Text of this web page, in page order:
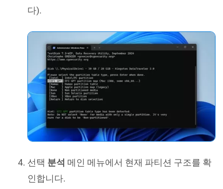
다).
선택 분석 메인 메뉴에서 현재 파티션 구조를 확
인합니다.